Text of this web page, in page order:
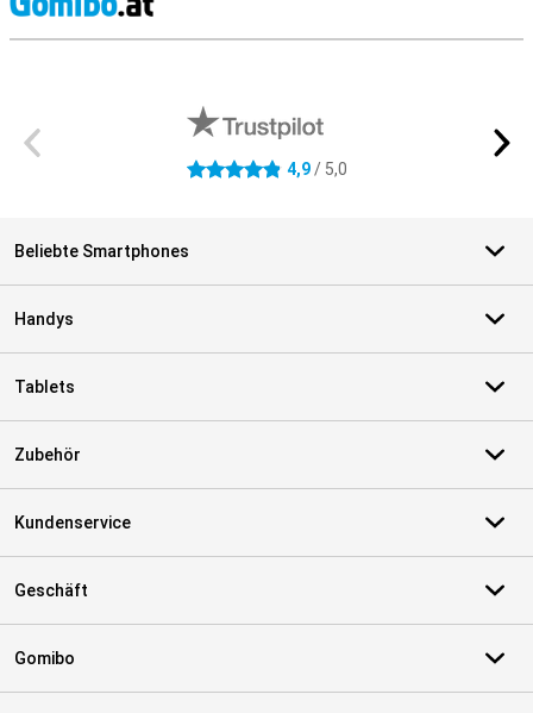
4.9 Sterne 4,9/ 5,0
Beliebte Smartphones
Handys
Tablets
Zubehör
Kundenservice
Geschäft
Gomibo